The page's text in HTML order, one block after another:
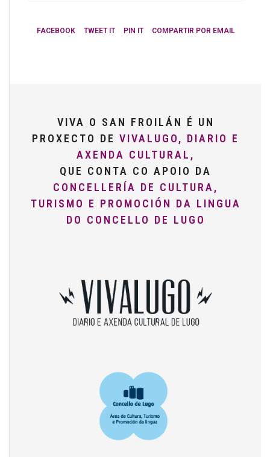
FACEBOOK TWEET IT PIN IT COMPARTIR POR EMAIL
VIVA O SAN FROILÁN É UN
PROXECTO DE VIVALUGO, DIARIO E
AXENDA CULTURAL,
QUE CONTA CO APOIO DA
CONCELLERÍA DE CULTURA,
TURISMO E PROMOCIÓN DA LINGUA
DO CONCELLO DE LUGO